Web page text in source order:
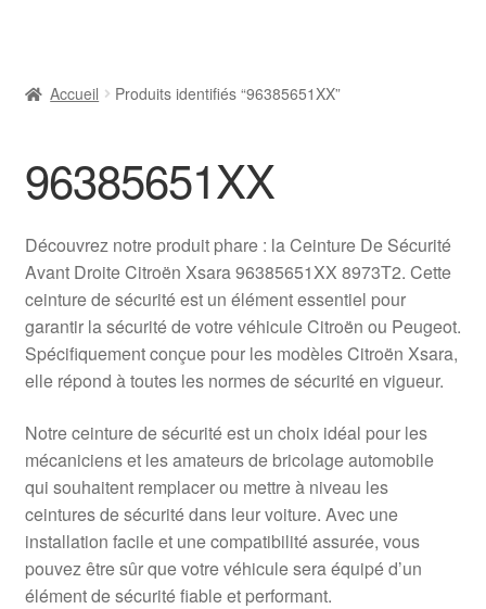
Livraison
Livraison internationale
Mon compte
Paiements
Plainte
Politique de confidentialité
Procédure de Réclamation
Accueil Produits identifiés “96385651XX”
96385651XX
Découvrez notre produit phare : la Ceinture De Sécurité
Avant Droite Citroën Xsara 96385651XX 8973T2. Cette
ceinture de sécurité est un élément essentiel pour
garantir la sécurité de votre véhicule Citroën ou Peugeot.
Spécifiquement conçue pour les modèles Citroën Xsara,
elle répond à toutes les normes de sécurité en vigueur.
Notre ceinture de sécurité est un choix idéal pour les
mécaniciens et les amateurs de bricolage automobile
qui souhaitent remplacer ou mettre à niveau les
ceintures de sécurité dans leur voiture. Avec une
installation facile et une compatibilité assurée, vous
pouvez être sûr que votre véhicule sera équipé d’un
élément de sécurité fiable et performant.